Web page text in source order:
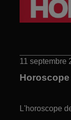
11 septembre
L'horoscope